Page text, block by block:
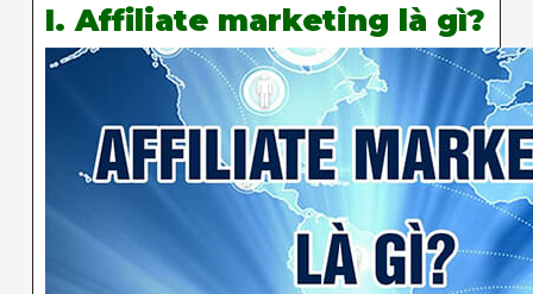
I. Affiliate marketing là gì?